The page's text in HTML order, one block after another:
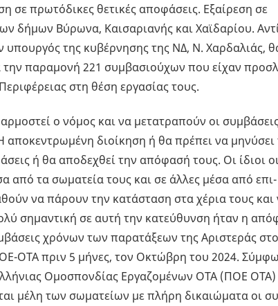
σε πρω­τό­δι­κες θε­τι­κές απο­φά­σεις. Εξαί­ρε­ση σε
δήµων Βύ­ρω­να, Και­σα­ρια­νής και Χαϊ­δα­ρί­ου.
υπουρ­γός της κυ­βέρ­νη­σης της ΝΔ, Ν. Χαρ­δα­λιάς,
την πα­ρα­µο­νή 221 συ­µβα­σιού­χων που είχαν
στη θέση ερ­γα­σί­ας τους.
ο νόµος και να µε­τα­τρα­πούν οι
διοί­κη­ση ή θα πρέ­πει να µη­νύ­σει
ή θα απο­δε­χθεί την από­φα­σή τους. Οι ίδιοι
από τα σω­µα­τεία τους και σε άλλες µέσα από επι­
να πά­ρουν την κα­τά­στα­ση στα χέρια τους και
ση­µα­ντι­κή σε αυτή την κα­τεύ­θυν­ση ήταν η
χρό­νων των πα­ρα­τά­ξε­ων της Αρι­στε­ράς στο
ΟΤΑ πριν 5 µήνες, τον Οκτώ­βρη του 2024.
Οµο­σπον­δί­ας Ερ­γα­ζο­µέ­νων ΟΤΑ (ΠΟΕ ΟΤΑ)
µέλη των σω­µα­τεί­ων µε πλήρη δι­καιώ­µα­τα οι